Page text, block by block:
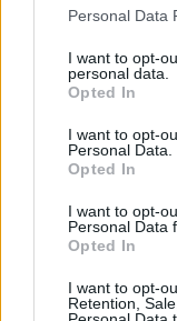
Please note that
not limited to your
grant or deny
use your data for
consent section.
Personal Data
I want to opt-
personal data.
Opted In
I want to opt-
Personal Data.
Opted In
I want to opt-
Personal Data
Opted In
I want to opt-
Retention,
hanno scritto.
leggi anche:La Banca
ma mantiene la stabilità
banca nazionale
banca ungherese #
Leave a Reply
Your email address will not